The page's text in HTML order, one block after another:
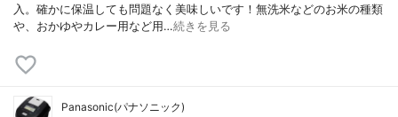
入。確かに保温しても問題なく美味しいです！無洗米などのお米の種類
や、おかゆやカレー用など用…続きを見る
Panasonic(パナソニック)